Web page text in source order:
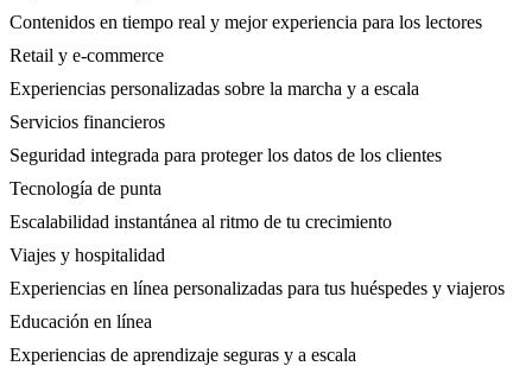
Contenidos en tiempo real y mejor experiencia para los lectores
Retail y e-commerce
Experiencias personalizadas sobre la marcha y a escala
Servicios financieros
Seguridad integrada para proteger los datos de los clientes
Tecnología de punta
Escalabilidad instantánea al ritmo de tu crecimiento
Viajes y hospitalidad
Experiencias en línea personalizadas para tus huéspedes y viajeros
Educación en línea
Experiencias de aprendizaje seguras y a escala